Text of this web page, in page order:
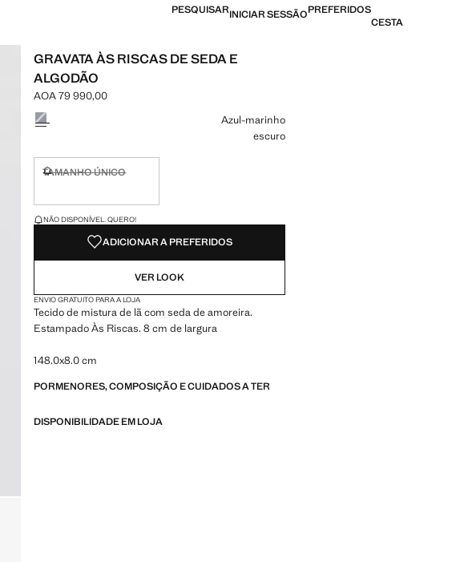
PESQUISARINICIAR SESSÃOPREFERIDOS
CESTA
GRAVATA ÀS RISCAS DE SEDA E
ALGODÃO
Preço atual [AOA 79 990,00 ]
AOA 79 990,00
Selecione uma cor
Azul-marinho
escuro
TAMANHO ÚNICO
ÚLTIMAS UNIDADES!
NÃO DISPONÍVEL. QUERO!
ADICIONAR A PREFERIDOS
VER LOOK
ENVIO GRATUITO PARA A LOJA
Tecido de mistura de lã com seda de amoreira.
Estampado Às Riscas. 8 cm de largura
148.0x8.0 cm
PORMENORES, COMPOSIÇÃO E CUIDADOS A TER
DISPONIBILIDADE EM LOJA